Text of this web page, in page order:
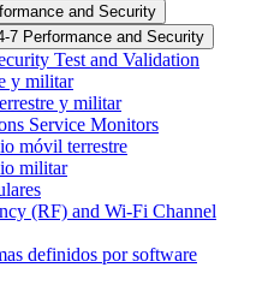
and Security
7 Performance and Security
Test and Validation
y militar
y militar
Service Monitors
móvil terrestre
militar
(RF) and Wi-Fi Channel
definidos por software